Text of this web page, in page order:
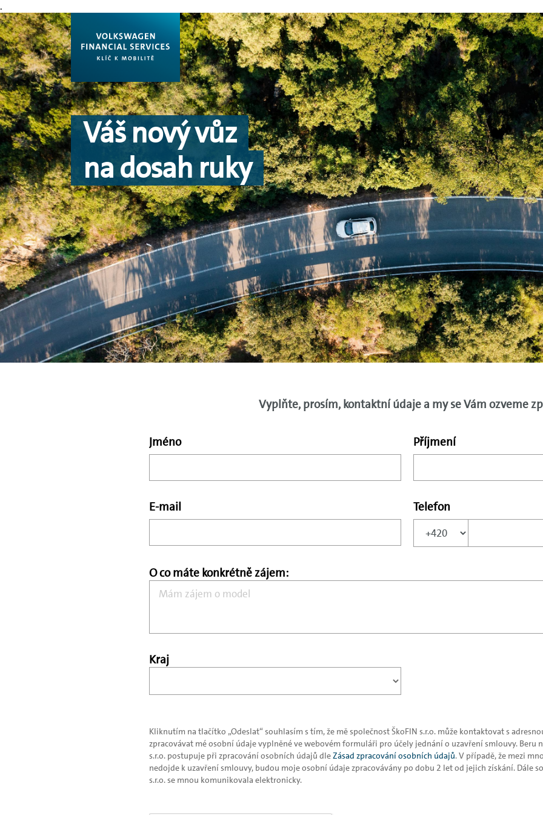
.
Váš nový vůz
na dosah ruky
Vyplňte, prosím, kontaktní údaje a my se Vám ozveme
Jméno Příjmení
E-mail Telefon
O co máte konkrétně zájem:
Kraj
Kliknutím na tlačítko „Odeslat“ souhlasím s tím, že mě společnost ŠkoFIN s.r.o. může kontaktovat s
zpracovávat mé osobní údaje vyplněné ve webovém formuláři pro účely jednání o uzavření smlouvy. Beru
s.r.o. postupuje při zpracování osobních údajů dleZásad zpracování osobních údajů. V případě, že mezi
nedojde k uzavření smlouvy, budou moje osobní údaje zpracovávány po dobu 2 let od jejich získání. Dále
s.r.o. se mnou komunikovala elektronicky.